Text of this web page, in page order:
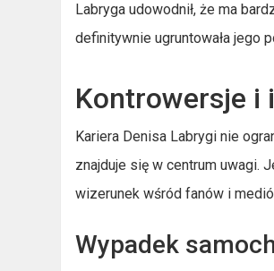
Labryga udowodnił, że ma
definitywnie ugruntowała jego
Kontrowersje i
Kariera Denisa Labrygi nie
znajduje się w centrum uwagi.
wizerunek wśród fanów i
Wypadek